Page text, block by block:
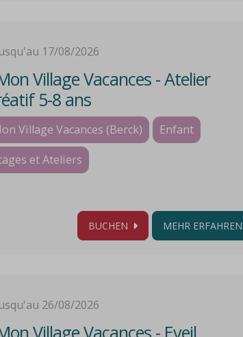
17/08/2026
Village Vacances - Atelier
5-8 ans
Village Vacances (Berck)
Enfant
et Ateliers
BUCHEN MEHR ERFAHREN
26/08/2026
Village Vacances - Eveil